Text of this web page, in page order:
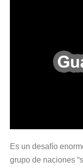
Es un desafío
grupo de naciones